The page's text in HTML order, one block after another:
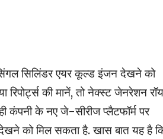
सिलिंडर एयर कूल्ड इंजन देखने को
की मानें, तो नेक्स्ट जेनरेशन
कंपनी के नए जे-सीरीज प्लैटफॉर्म पर
को मिल सकता है. खास बात यह है